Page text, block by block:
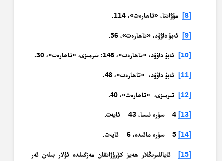
[8] مۇۋاتتا، «تاھارەت»، 114.
[9] ئەبۇ داۋۇد، «تاھارەت»، 56.
[10] ئەبۇ داۋۇد، «تاھارەت»، 148؛ تىرمىزى، «تاھارەت»، 30.
[11] ئەبۇ داۋۇد، «تاھارەت»، 48.
[12] تىرمىزى، «تاھارەت»، 40.
[13] 4 – سۈرە نىسا، 43 – ئايەت.
[14] 5 – سۈرە مائىدە، 6 – ئايەت.
[15]
ئاياللىرىڭلار ھەيز كۆرۈۋاتقان مەزگىلدە ئۇلار بىلەن ئەر –